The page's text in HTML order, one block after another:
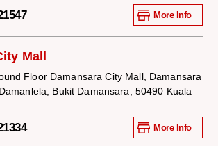
More Info
Mall
Floor Damansara City Mall, Damansara
Bukit Damansara, 50490 Kuala
More Info